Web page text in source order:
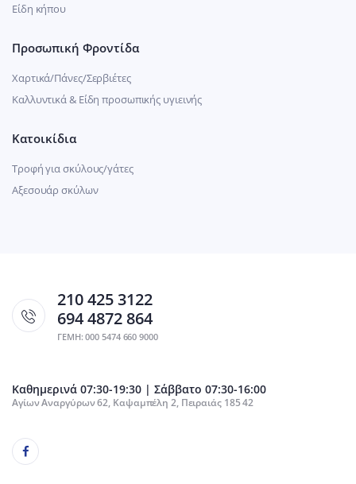
Είδη κήπου
Προσωπική Φροντίδα
Χαρτικά/Πάνες/Σερβιέτες
Καλλυντικά & Είδη προσωπικής υγιεινής
Κατοικίδια
Τροφή για σκύλους/γάτες
Αξεσουάρ σκύλων
210 425 3122
694 4872 864
ΓΕΜΗ: 000 5474 660 9000
Καθημερινά 07:30-19:30 | Σάββατο 07:30-16:00
Αγίων Αναργύρων 62, Καψαμπέλη 2, Πειραιάς 185 42